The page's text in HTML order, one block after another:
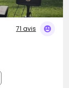
71 avis